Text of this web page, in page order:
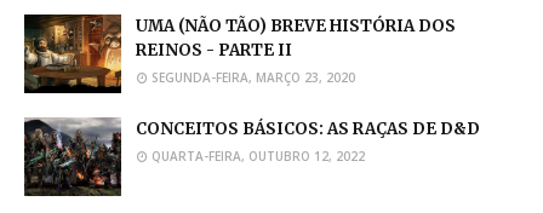
UMA (NÃO TÃO) BREVE HISTÓRIA DOS
REINOS - PARTE II
SEGUNDA-FEIRA, MARÇO 23, 2020
CONCEITOS BÁSICOS: AS RAÇAS DE D&D
QUARTA-FEIRA, OUTUBRO 12, 2022